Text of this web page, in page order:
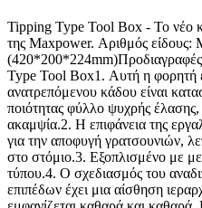
Tipping Type Tool Box - Το νέο
της Maxpower. Αριθμός
Type Tool Box1. Αυτή η φορητή
ανατρεπόμενου κάδου είναι
ποιότητας φύλλο ψυχρής
ακαμψία.2. Η επιφάνεια της
για την αποφυγή γρατσουνιών,
στο στόμιο.3. Εξοπλισμένο με
τύπου.4. Ο σχεδιασμός του
επιπέδων έχει μια αίσθηση